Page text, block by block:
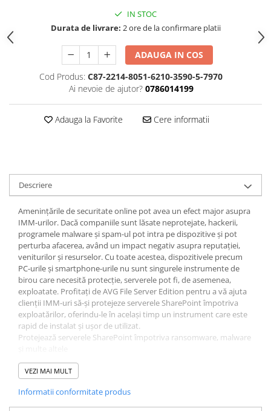
IN STOC
Durata de livrare: 2 ore de la confirmare platii
ADAUGA IN COS
Cod Produs: C87-2214-8051-6210-3590-5-7970
Ai nevoie de ajutor? 0786014199
Adauga la Favorite Cere informatii
Descriere
Amenințările de securitate online pot avea un efect major asupra
IMM-urilor. Dacă companiile sunt lăsate neprotejate, hackerii,
programele malware și spam-ul pot intra pe dispozitive și pot
perturba afacerea, având un impact negativ asupra reputației,
veniturilor și resurselor. Cu toate acestea, dispozitivele precum
PC-urile și smartphone-urile nu sunt singurele instrumente de
birou care necesită protecție, serverele pot fi, de asemenea,
exploatate. Profitați de AVG File Server Edition pentru a vă ajuta
clienții IMM-uri să-și protejeze serverele SharePoint împotriva
exploatărilor, oferindu-le în același timp un instrument care este
rapid de instalat și ușor de utilizat.
Protejează serverele SharePoint împotriva ransomware, malware
Rapid de instalat
Interfață ușor de utilizat
Management la distanta
Asistență 24/7
VEZI MAI MULT
Informatii conformitate produs